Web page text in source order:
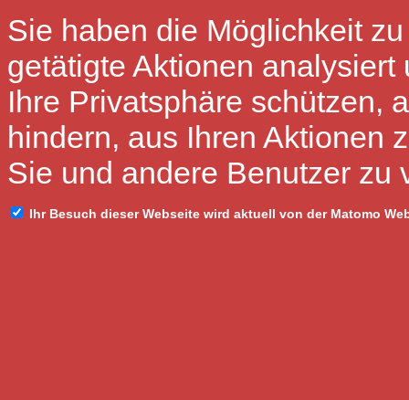
Sie haben die Möglichkeit
getätigte Aktionen
Ihre Privatsphäre schützen,
hindern, aus Ihren Aktionen
Sie und andere Benutzer zu
Ihr Besuch dieser Webseite wird aktuell von der Matomo